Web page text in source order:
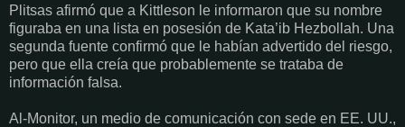
Plitsas afirmó que a Kittleson le informaron que su nombre
figuraba en una lista en posesión de Kata’ib Hezbollah. Una
segunda fuente confirmó que le habían advertido del riesgo,
pero que ella creía que probablemente se trataba de
información falsa.
Al-Monitor, un medio de comunicación con sede en EE. UU.,